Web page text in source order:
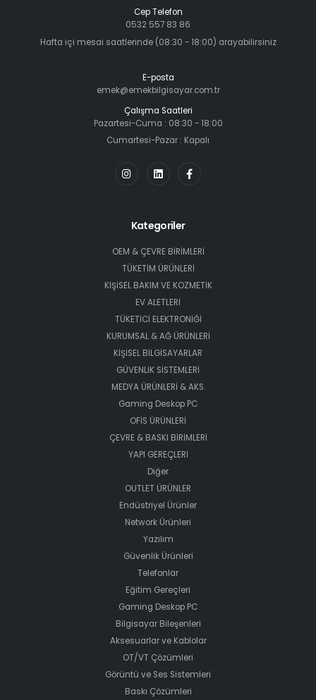
Cep Telefon
0532 557 83 86
Hafta içi mesai saatlerinde (08:30 - 18:00) arayabilirsiniz
E-posta
emek@emekbilgisayar.com.tr
Çalışma Saatleri
Pazartesi-Cuma : 08:30 - 18:00
Cumartesi-Pazar : Kapalı
Kategoriler
OEM & ÇEVRE BİRİMLERİ
TÜKETİM ÜRÜNLERİ
KİŞİSEL BAKIM VE KOZMETİK
EV ALETLERİ
TÜKETİCİ ELEKTRONİĞİ
KURUMSAL & AĞ ÜRÜNLERİ
KİŞİSEL BİLGİSAYARLAR
GÜVENLİK SİSTEMLERİ
MEDYA ÜRÜNLERİ & AKS.
Gaming Deskop PC
OFİS ÜRÜNLERİ
ÇEVRE & BASKI BİRİMLERİ
YAPI GEREÇLERİ
Diğer
OUTLET ÜRÜNLER
Endüstriyel Ürünler
Network Ürünleri
Yazılım
Güvenlik Ürünleri
Telefonlar
Eğitim Gereçleri
Gaming Deskop PC
Bilgisayar Bileşenleri
Aksesuarlar ve Kablolar
OT/VT Çözümleri
Görüntü ve Ses Sistemleri
Baskı Çözümleri